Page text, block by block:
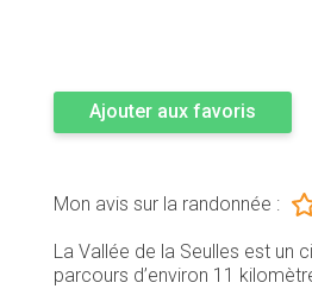
Ajouter aux favoris
Mon avis sur la randonnée :
La Vallée de la Seulles est un
parcours d’environ 11